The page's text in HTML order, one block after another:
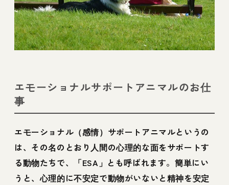
エモーショナルサポートアニマルのお仕
事
エモーショナル（感情）サポートアニマルというの
は、その名のとおり人間の心理的な面をサポートす
る動物たちで、「ESA」とも呼ばれます。簡単にい
うと、心理的に不安定で動物がいないと精神を安定